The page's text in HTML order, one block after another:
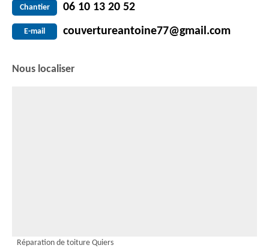
Chantier 06 10 13 20 52
E-mail couvertureantoine77@gmail.com
Nous localiser
Réparation de toiture Quiers